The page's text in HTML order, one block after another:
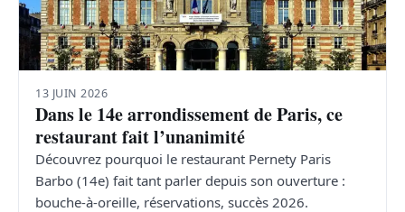
13 JUIN 2026
Dans le 14e arrondissement de Paris, ce
restaurant fait l’unanimité
Découvrez pourquoi le restaurant Pernety Paris
Barbo (14e) fait tant parler depuis son ouverture :
bouche-à-oreille, réservations, succès 2026.